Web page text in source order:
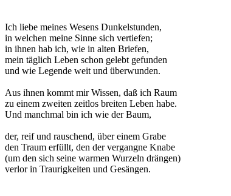
Ich liebe meines Wesens Dunkelstunden,
in welchen meine Sinne sich vertiefen;
in ihnen hab ich, wie in alten Briefen,
mein täglich Leben schon gelebt gefunden
und wie Legende weit und überwunden.
Aus ihnen kommt mir Wissen, daß ich Raum
zu einem zweiten zeitlos breiten Leben habe.
Und manchmal bin ich wie der Baum,
der, reif und rauschend, über einem Grabe
den Traum erfüllt, den der vergangne Knabe
(um den sich seine warmen Wurzeln drängen)
verlor in Traurigkeiten und Gesängen.